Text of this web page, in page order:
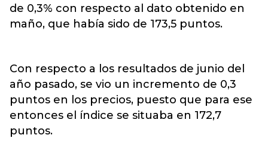
de 0,3% con respecto al dato obtenido en
maño, que había sido de 173,5 puntos.
Con respecto a los resultados de junio del
año pasado, se vio un incremento de 0,3
puntos en los precios, puesto que para ese
entonces el índice se situaba en 172,7
puntos.